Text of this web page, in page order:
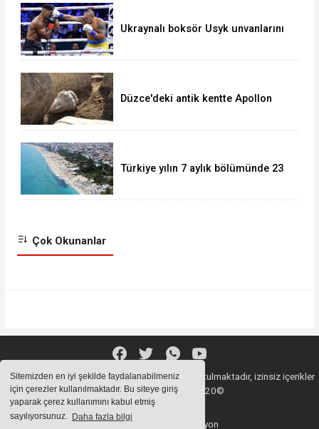
Sitemizden en iyi şekilde faydalanabilmeniz
için çerezler kullanılmaktadır. Bu siteye giriş
yaparak çerez kullanımını kabul etmiş
sayılıyorsunuz. Daha fazla bilgi
Ukraynalı boksör Usyk unvanlarını
Düzce'deki antik kentte Apollon
Türkiye yılın 7 aylık bölümünde 23
Çok Okunanlar
Sitemizde bulunan içeriklerin tüm hakları saklı tutulmaktadır, izinsiz içerikler
kullanılamaz. Copyright 2020©
Haber Yazılımı: Web Aksiyon